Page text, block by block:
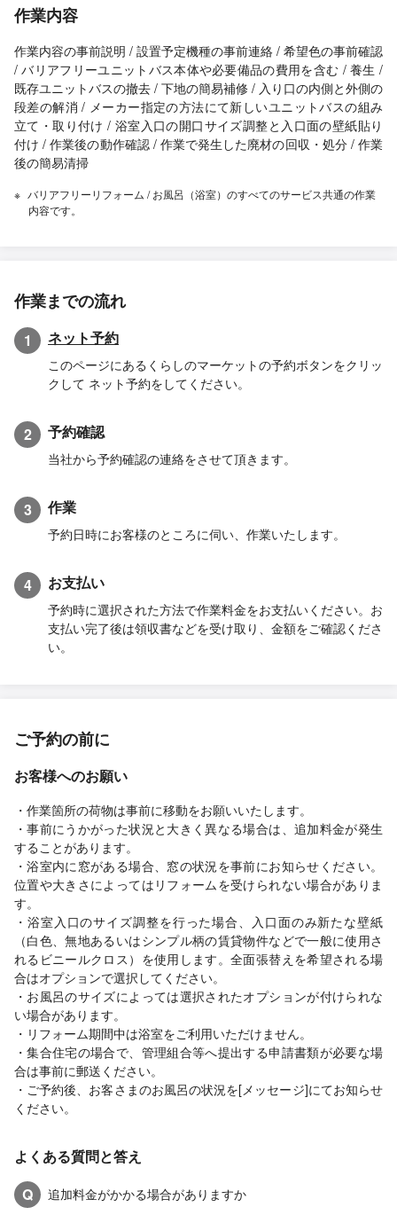
作業内容
作業内容の事前説明 / 設置予定機種の事前連絡 / 希望色の事前確認
/ バリアフリーユニットバス本体や必要備品の費用を含む / 養生 /
既存ユニットバスの撤去 / 下地の簡易補修 / 入り口の内側と外側の
段差の解消 / メーカー指定の方法にて新しいユニットバスの組み
立て・取り付け / 浴室入口の開口サイズ調整と入口面の壁紙貼り
付け / 作業後の動作確認 / 作業で発生した廃材の回収・処分 / 作業
後の簡易清掃
バリアフリーリフォーム / お風呂（浴室）のすべてのサービス共通の作業
内容です。
作業までの流れ
1 ネット予約
このページにあるくらしのマーケットの予約ボタンをクリッ
クして ネット予約をしてください。
2 予約確認
当社から予約確認の連絡をさせて頂きます。
3 作業
予約日時にお客様のところに伺い、作業いたします。
4 お支払い
予約時に選択された方法で作業料金をお支払いください。お
支払い完了後は領収書などを受け取り、金額をご確認くださ
い。
ご予約の前に
お客様へのお願い
・作業箇所の荷物は事前に移動をお願いいたします。
・事前にうかがった状況と大きく異なる場合は、追加料金が発生
することがあります。
・浴室内に窓がある場合、窓の状況を事前にお知らせください。
位置や大きさによってはリフォームを受けられない場合がありま
す。
・浴室入口のサイズ調整を行った場合、入口面のみ新たな壁紙
（白色、無地あるいはシンプル柄の賃貸物件などで一般に使用さ
れるビニールクロス）を使用します。全面張替えを希望される場
合はオプションで選択してください。
・お風呂のサイズによっては選択されたオプションが付けられな
い場合があります。
・リフォーム期間中は浴室をご利用いただけません。
・集合住宅の場合で、管理組合等へ提出する申請書類が必要な場
合は事前に郵送ください。
・ご予約後、お客さまのお風呂の状況を[メッセージ]にてお知らせ
ください。
よくある質問と答え
Q
追加料金がかかる場合がありますか